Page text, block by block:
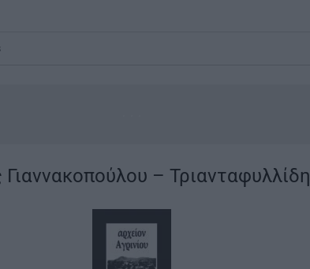
Γιαννακοπούλου – Τριανταφυλλίδη